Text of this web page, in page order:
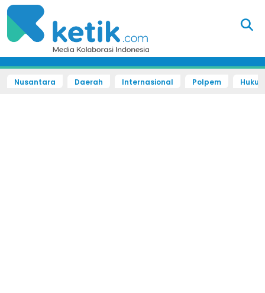
Nusantara Daerah Internasional Polpem